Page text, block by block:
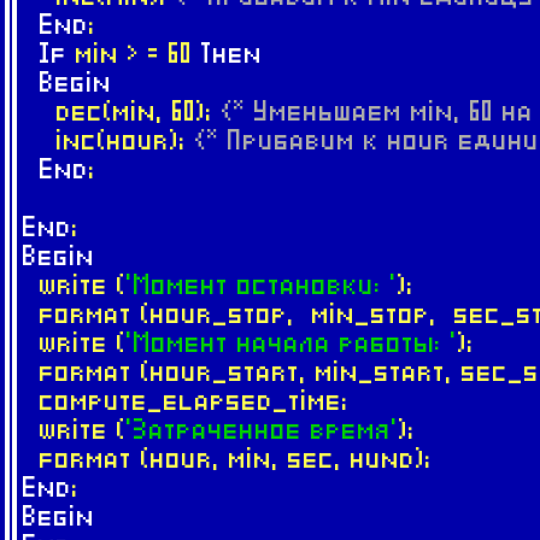
End;
If min > = 60 Then
Begin
dec(min, 60); {* Уменьшаем min, 60
inc(hour); {* Прибавим к hour
End;
End;
Begin
write ('Момент остановки: ');
format (hour_stop, min_stop,
write ('Момент начала работы: ');
format (hour_start, min_start,
compute_elapsed_time;
write ('Затраченное время');
format (hour, min, sec, hund);
End;
Begin